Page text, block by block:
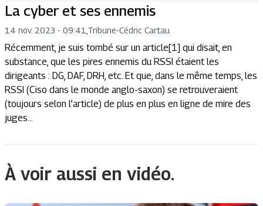
La cyber et ses ennemis
14 nov. 2023 - 09:41 Tribune-Cédric Cartau
Récemment, je suis tombé sur un article[1] qui disait, en
substance, que les pires ennemis du RSSI étaient les
dirigeants : DG, DAF, DRH, etc. Et que, dans le même temps, les
RSSI (Ciso dans le monde anglo-saxon) se retrouveraient
(toujours selon l’article) de plus en plus en ligne de mire des
juges...
À voir aussi en vidéo.